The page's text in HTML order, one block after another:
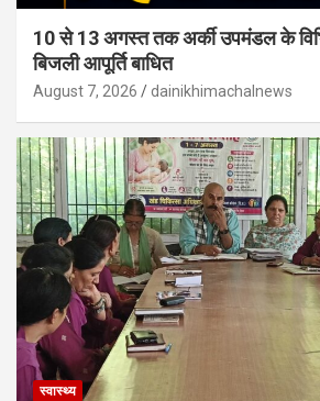
10 से 13 अगस्त तक अर्की उपमंडल के
बिजली आपूर्ति बाधित
August 7, 2026 dainikhimachalnews
स्वास्थ्य